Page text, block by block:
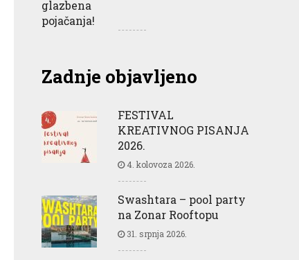
Zadnje objavljeno
FESTIVAL
KREATIVNOG PISANJA
2026.
4. kolovoza 2026.
Swashtara – pool party
na Zonar Rooftopu
31. srpnja 2026.